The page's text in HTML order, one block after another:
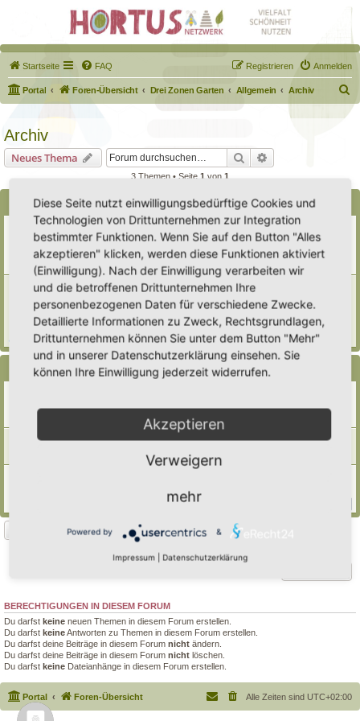
Startseite FAQ Anmelden
Registrieren
Portal Foren-Übersicht Drei Zonen Garten Allgemein Archiv
u
Archiv
Neues Thema Suche
3 Themen • Seite 1 von 1
Bekanntmachungen
Erweiterung der Kriterien zur Eintragung eines Hortus
Letzter Beitrag vonHeike Ehrle«Di 29. Jul 2025, 17:08
Verfasst inAnkündigungen & Fragen zum Forum
Antworten: 3
[Bitte lesen] Wie funktioniert die Eintragung Eurer
Gartenprojekte
Letzter Beitrag von
Verfasst in Eingetragener Hortus - Mein Hortus und ich!
Antworten:1
Themen
Letzter Beitrag vontree12«Sa 11. Jan 2025, 14:45
✨🌲Frohe Weihnachten euch allen 🌲✨
Simbienchen Di 24. Dez 2024, 18:57
Mi 2. Aug 2023, 14:20
Neues Thema
3 Themen • Seite
BERECHTIGUNGEN IN DIESEM FORUM
Du darfst keine neuen Themen in diesem Forum erstellen.
Du darfst keineAntworten zu Themen in diesem Forum erstellen.
Du darfst deine Beiträge in diesem Forum nicht ändern.
Du darfst deine Beiträge in diesem Forum nicht löschen.
Du darfst keine Dateianhänge in diesem Forum erstellen.
Portal Foren-Übersicht Alle Zeiten sind UTC+02:00
Diese Seite nutzt einwilligungsbedürftige Cookies und
Technologien von Drittunternehmen zur Integration
bestimmter Funktionen. Wenn Sie auf den Button "Alles
akzeptieren" klicken, werden diese Funktionen aktiviert
(Einwilligung). Nach der Einwilligung verarbeiten wir
und die betroffenen Drittunternehmen Ihre
personenbezogenen Daten für verschiedene Zwecke.
Detaillierte Informationen zu Zweck, Rechtsgrundlagen,
Drittunternehmen können Sie unter dem Button "Mehr"
und in unserer Datenschutzerklärung einsehen. Sie
können Ihre Einwilligung jederzeit widerrufen.
Akzeptieren
Verweigern
mehr
Powered by &
Impressum Datenschutzerklärung